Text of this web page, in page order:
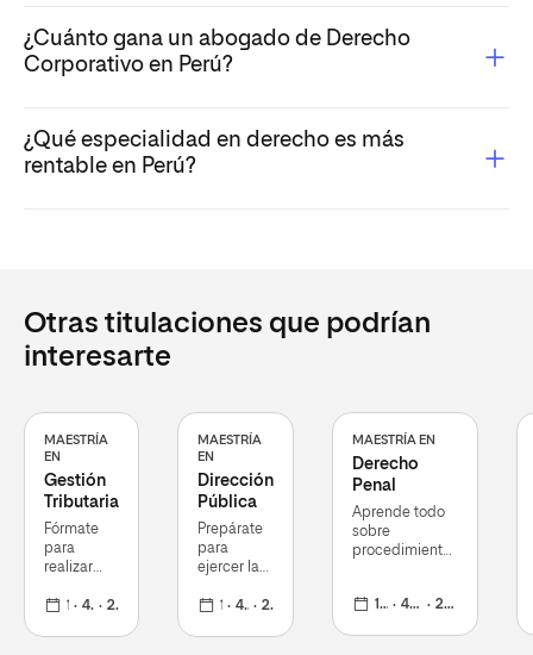
¿Cuánto gana un abogado de Derecho
Corporativo en Perú?
¿Qué especialidad en derecho es más
rentable en Perú?
Otras titulaciones que podrían
interesarte
MAESTRÍA
EN
Gestión
Tributaria
Fórmate
para
realizar
óptima
1 año 48+12 21 de septiembre 2026
MAESTRÍA
EN
Dirección
Pública
Prepárate
para
ejercer la
en el
1 año 48+12 21 de septiembre de 2026
MAESTRÍA EN
Derecho
Penal
Aprende todo
sobre
procedimientos
penales
1 año 48+12 21 de septiembre de 2026